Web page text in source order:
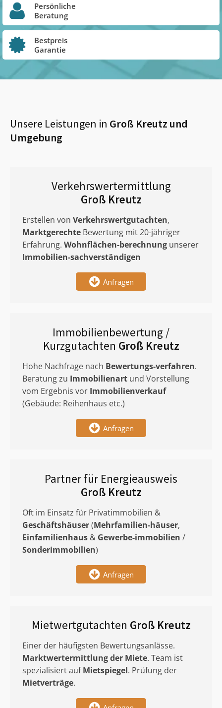
Persönliche
Beratung
Bestpreis
Garantie
Unsere Leistungen in Groß Kreutz und
Umgebung
Verkehrswertermittlung
Groß Kreutz
Erstellen von Verkehrswertgutachten,
Marktgerechte Bewertung mit 20-jähriger
Erfahrung. Wohnflächen-berechnung unserer
Immobilien-sachverständigen
Anfragen
Immobilienbewertung /
Kurzgutachten Groß Kreutz
Hohe Nachfrage nach Bewertungs-verfahren.
Beratung zu Immobilienart und Vorstellung
vom Ergebnis vor Immobilienverkauf
(Gebäude: Reihenhaus etc.)
Anfragen
Partner für Energieausweis
Groß Kreutz
Oft im Einsatz für Privatimmobilien &
Geschäftshäuser(Mehrfamilien-häuser,
Einfamilienhaus & Gewerbe-immobilien /
Sonderimmobilien)
Anfragen
Mietwertgutachten Groß Kreutz
Einer der häufigsten Bewertungsanlässe.
Marktwertermittlungder Miete. Team ist
spezialisiert aufMietspiegel. Prüfung der
Mietverträge.